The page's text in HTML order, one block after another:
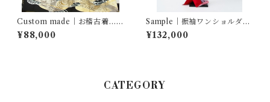
Custom made｜お稽古着…立
波文 五七の桐
¥88,000
Sample｜振袖ワンショルダ
ー… 飛鶴ぼかし
¥132,000
CATEGORY